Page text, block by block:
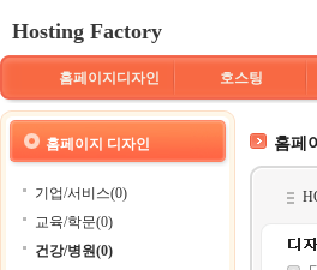
Hosting Factory
홈페이지디자인 호스팅
홈페이지 디자인
기업/서비스(0)
교육/학문(0)
건강/병원(0)
홈페